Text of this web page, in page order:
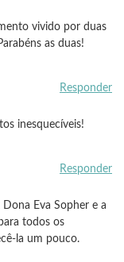
vivido por duas
as duas!
Responder
inesquecíveis!
Responder
Eva Sopher e a
todos os
la um pouco.